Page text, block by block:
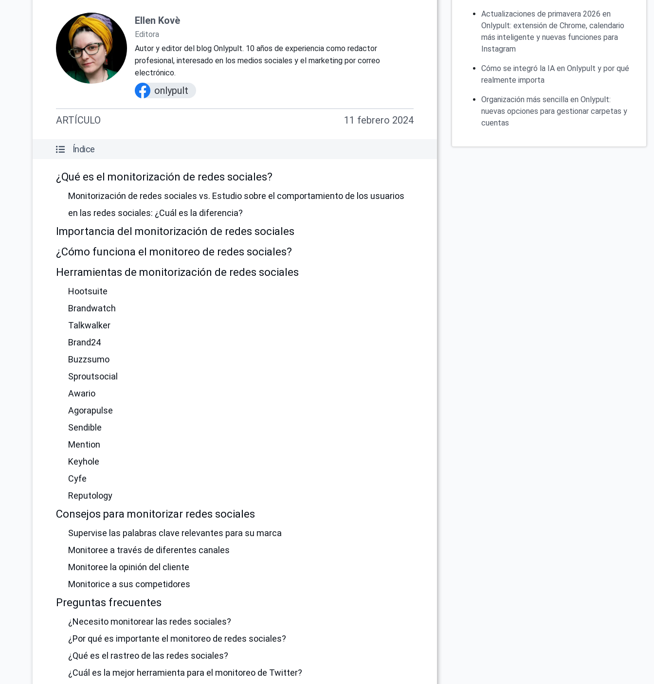
Ellen Kovè
Editora
Autor y editor del blog Onlypult. 10 años de experiencia como redactor
profesional, interesado en los medios sociales y el marketing por correo
electrónico.
onlypult
ARTÍCULO 11 febrero 2024
Índice
¿Qué es el monitorización de redes sociales?
Monitorización de redes sociales vs. Estudio sobre el comportamiento de los usuarios
en las redes sociales: ¿Cuál es la diferencia?
Importancia del monitorización de redes sociales
¿Cómo funciona el monitoreo de redes sociales?
Herramientas de monitorización de redes sociales
Hootsuite
Brandwatch
Talkwalker
Brand24
Buzzsumo
Sproutsocial
Awario
Agorapulse
Sendible
Mention
Keyhole
Cyfe
Reputology
Consejos para monitorizar redes sociales
Supervise las palabras clave relevantes para su marca
Monitoree a través de diferentes canales
Monitoree la opinión del cliente
Monitorice a sus competidores
Preguntas frecuentes
¿Necesito monitorear las redes sociales?
¿Por qué es importante el monitoreo de redes sociales?
¿Qué es el rastreo de las redes sociales?
¿Cuál es la mejor herramienta para el monitoreo de Twitter?
Actualizaciones de primavera 2026 en
Onlypult: extensión de Chrome, calendario
más inteligente y nuevas funciones para
Instagram
Cómo se integró la IA en Onlypult y por qué
realmente importa
Organización más sencilla en Onlypult:
nuevas opciones para gestionar carpetas y
cuentas